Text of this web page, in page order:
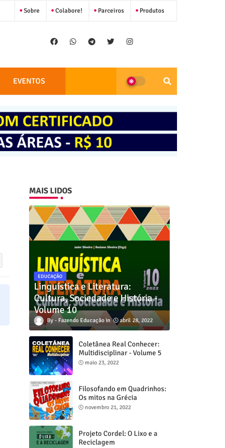
Sobre Colabore! Parceiros Produtos
EVENTOS
MAIS LIDOS
EDUCAÇÃO
Linguística e Literatura:
Cultura, Sociedade e História -
Volume 10
Fazendo Educação abril 28, 2022
Coletânea Real Conhecer:
Multidisciplinar - Volume 5
maio 23, 2022
Filosofando em Quadrinhos:
Os mitos na Grécia
novembro 21, 2022
Projeto Cordel: O Lixo e a
Reciclagem